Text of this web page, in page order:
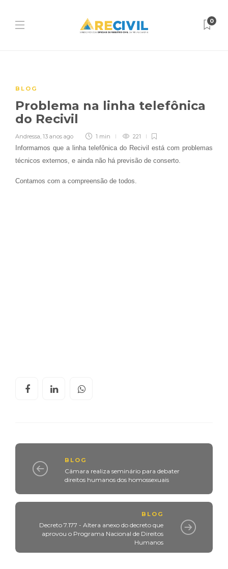
0
BLOG
Problema na linha telefônica
do Recivil
Andressa, 13 anos ago 1 min 221
Informamos que a linha telefônica do Recivil está com problemas
técnicos externos, e ainda não há previsão de conserto.
Contamos com a compreensão de todos.
BLOG
Câmara realiza seminário para debater
direitos humanos dos homossexuais
BLOG
Decreto 7.177 - Altera anexo do decreto que
aprovou o Programa Nacional de Direitos
Humanos